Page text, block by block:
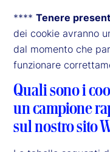
**** Tenere
dei cookie avranno
dal momento che
funzionare
Quali sono i
un campione
sul nostro sito